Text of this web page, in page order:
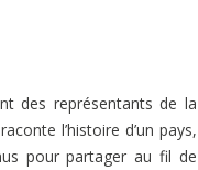
des représentants de la
l’histoire d’un pays,
pour partager au fil de